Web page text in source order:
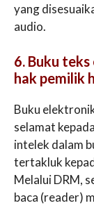
yang
audio.
6. Buku
hak pemilik
Buku
selamat
intelek dalam
tertakluk
Melalui DRM,
baca (reader)